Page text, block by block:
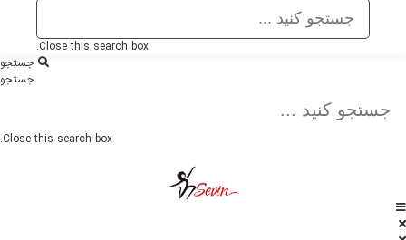
Close this search box.
جستجو
جستجو
Close this search box.